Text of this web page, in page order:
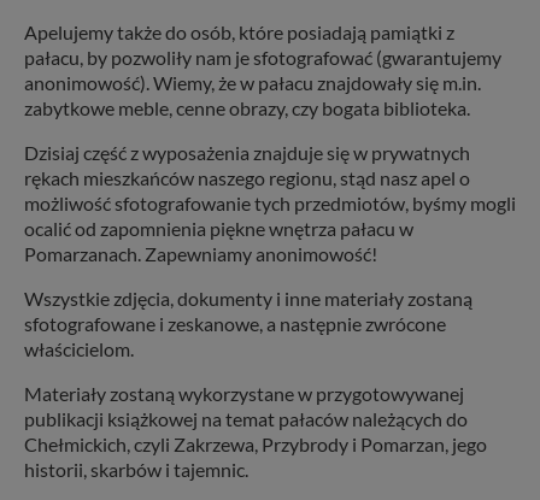
Apelujemy także do osób, które posiadają pamiątki z
pałacu, by pozwoliły nam je sfotografować (gwarantujemy
anonimowość). Wiemy, że w pałacu znajdowały się m.in.
zabytkowe meble, cenne obrazy, czy bogata biblioteka.
Dzisiaj część z wyposażenia znajduje się w prywatnych
rękach mieszkańców naszego regionu, stąd nasz apel o
możliwość sfotografowanie tych przedmiotów, byśmy mogli
ocalić od zapomnienia piękne wnętrza pałacu w
Pomarzanach. Zapewniamy anonimowość!
Wszystkie zdjęcia, dokumenty i inne materiały zostaną
sfotografowane i zeskanowe, a następnie zwrócone
właścicielom.
Materiały zostaną wykorzystane w przygotowywanej
publikacji książkowej na temat pałaców należących do
Chełmickich, czyli Zakrzewa, Przybrody i Pomarzan, jego
historii, skarbów i tajemnic.